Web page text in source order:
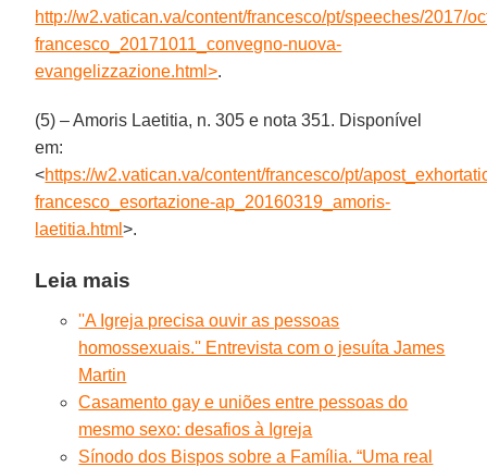
http://w2.vatican.va/content/francesco/pt/speeches/2017/
francesco_20171011_convegno-nuova-
evangelizzazione.html>.
(5) – Amoris Laetitia, n. 305 e nota 351. Disponível
em:
<https://w2.vatican.va/content/francesco/pt/
francesco_esortazione-ap_20160319_amoris-
laetitia.html>.
Leia mais
''A Igreja precisa ouvir as pessoas
homossexuais.'' Entrevista com o jesuíta James
Martin
Casamento gay e uniões entre pessoas do
mesmo sexo: desafios à Igreja
Sínodo dos Bispos sobre a Família. “Uma real